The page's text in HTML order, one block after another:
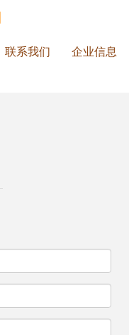
联系我们 企业信息